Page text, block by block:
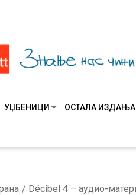
УЏБЕНИЦИ ОСТАЛА ИЗДАЊА